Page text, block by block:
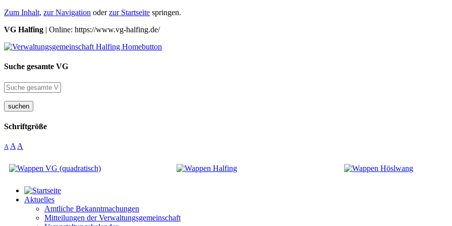
Zum Inhalt, zur Navigation oderzur Startseite springen.
VG Halfing | Online: https://www.vg-halfing.de/
Suche gesamte VG
suchen
Schriftgröße
A A A
Aktuelles
Amtliche Bekanntmachungen
Mitteilungen der Verwaltungsgemeinschaft